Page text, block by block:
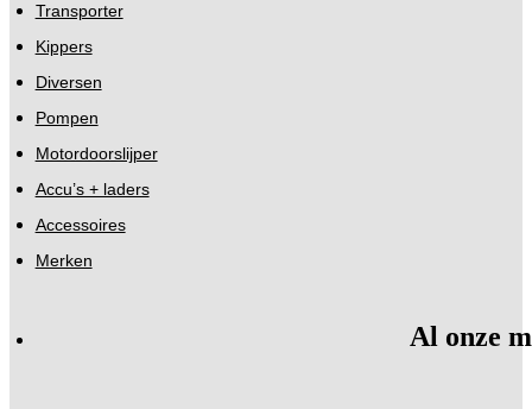
Transporter
Kippers
Diversen
Pompen
Motordoorslijper
Accu’s + laders
Accessoires
Merken
Al onze